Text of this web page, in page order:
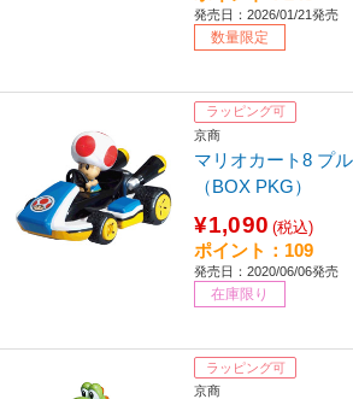
発売日：2026/01/21発売
数量限定
ラッピング可
京商
マリオカート8 プ
（BOX PKG）
¥1,090 (税込)
ポイント：109
発売日：2020/06/06発売
在庫限り
ラッピング可
京商